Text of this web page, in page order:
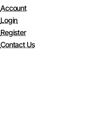
Account
Login
Register
Contact Us